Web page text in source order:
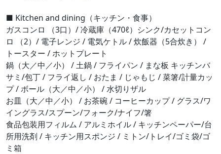
■ Kitchen and dining（キッチン・食事）
ガスコンロ （3口）/ 冷蔵庫（470ℓ）シンク/カセットコン
ロ （2）/ 電子レンジ / 電気ケトル / 炊飯器（5合炊き） /
トースター / ホットプレート
鍋（大／中／小） / 土鍋 / フライパン / まな板 キッチンバ
サミ/包丁 / フライ返し / おたま / じゃもじ / 菜箸/計量カッ
プ / ボール（大／中／小） / 水切りザル
お皿（大／中／小） / お茶碗 / コーヒーカップ / グラス/ワ
イングラス/スプーン/フォーク/ナイフ/箸
食品包装用フィルム / アルミホイル / キッチンペーパー/台
所用洗剤 / キッチン用スポンジ / ミトン/トレイ/ゴミ袋/ゴ
ミ箱